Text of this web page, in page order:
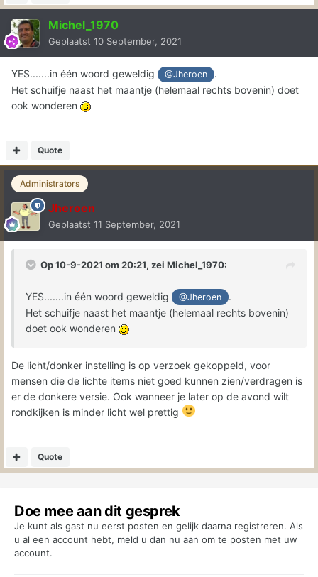
Michel_1970
Geplaatst 10 September, 2021
YES.......in één woord geweldig @Jheroen
.
Het schuifje naast het maantje (helemaal rechts bovenin) doet
ook wonderen
Quote
Administrators
Jheroen
Geplaatst 11 September, 2021
Op 10-9-2021 om 20:21, zei Michel_1970:
YES.......in één woord geweldig @Jheroen
.
Het schuifje naast het maantje (helemaal rechts bovenin)
doet ook wonderen
De licht/donker instelling is op verzoek gekoppeld, voor
mensen die de lichte items niet goed kunnen zien/verdragen is
er de donkere versie. Ook wanneer je later op de avond wilt
rondkijken is minder licht wel prettig
Quote
Doe mee aan dit gesprek
Je kunt als gast nu eerst posten en gelijk daarna registreren. Als
u al een account hebt, meld u dan nu aan om te posten met uw
account.